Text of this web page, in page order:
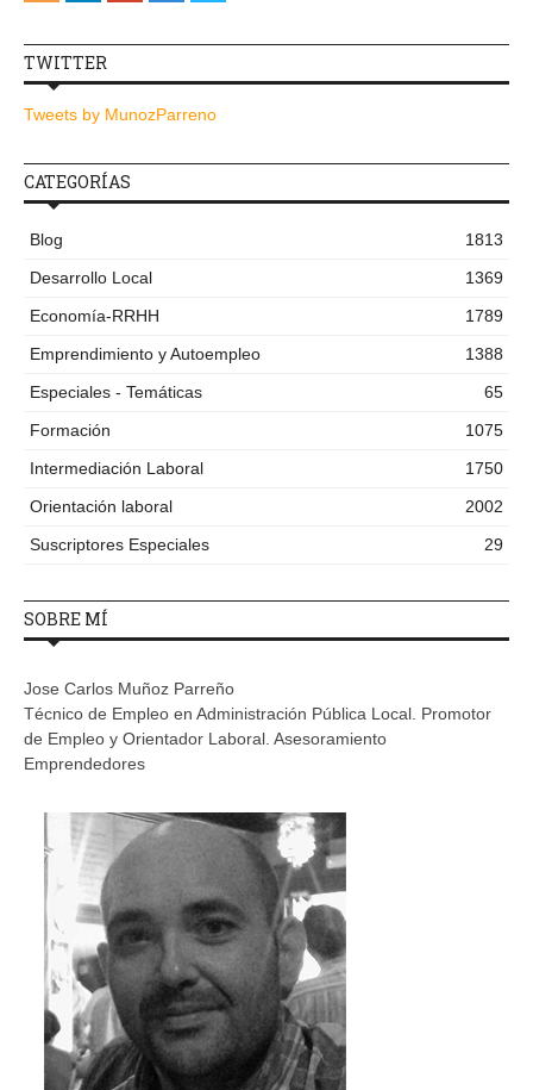
TWITTER
Tweets by MunozParreno
CATEGORÍAS
Blog
1813
Desarrollo Local
1369
Economía-RRHH
1789
Emprendimiento y Autoempleo
1388
Especiales - Temáticas
65
Formación
1075
Intermediación Laboral
1750
Orientación laboral
2002
Suscriptores Especiales
29
SOBRE MÍ
Jose Carlos Muñoz Parreño
Técnico de Empleo en Administración Pública Local. Promotor
de Empleo y Orientador Laboral. Asesoramiento
Emprendedores